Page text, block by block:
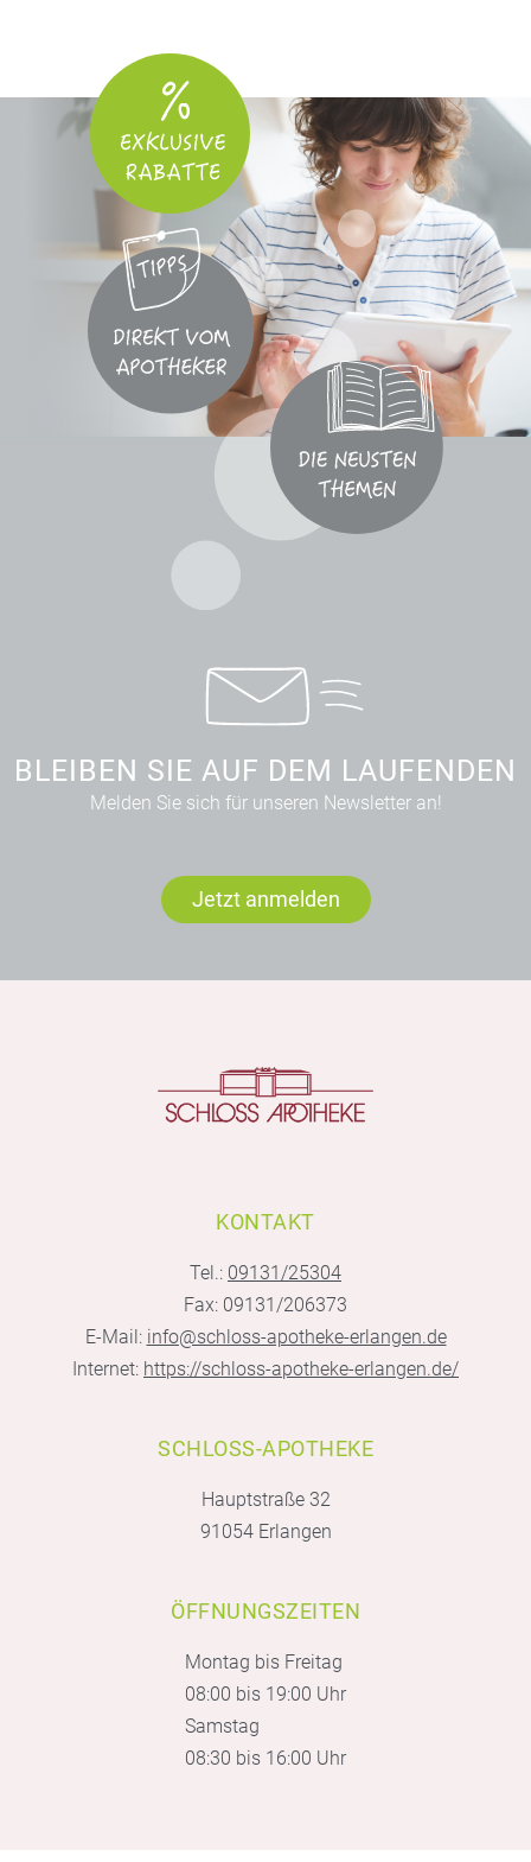
BLEIBEN SIE AUF DEM LAUFENDEN
Melden Sie sich für unseren Newsletter an!
Jetzt anmelden
KONTAKT
Tel.: 09131/25304
Fax: 09131/206373
E-Mail: info@schloss-apotheke-erlangen.de
Internet: https://schloss-apotheke-erlangen.de/
SCHLOSS-APOTHEKE
Hauptstraße 32
91054 Erlangen
ÖFFNUNGSZEITEN
Montag bis Freitag
08:00 bis 19:00 Uhr
Samstag
08:30 bis 16:00 Uhr